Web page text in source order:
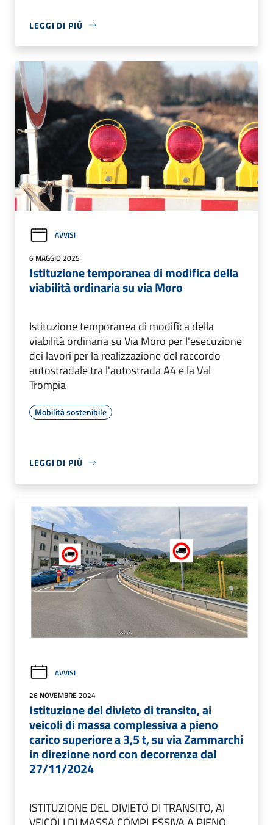
LEGGI DI PIÙ
AVVISI
6 MAGGIO 2025
Istituzione temporanea di modifica della
viabilità ordinaria su via Moro
Istituzione temporanea di modifica della
viabilità ordinaria su Via Moro per l'esecuzione
dei lavori per la realizzazione del raccordo
autostradale tra l'autostrada A4 e la Val
Trompia
Mobilità sostenibile
LEGGI DI PIÙ
AVVISI
26 NOVEMBRE 2024
Istituzione del divieto di transito, ai
veicoli di massa complessiva a pieno
carico superiore a 3,5 t, su via Zammarchi
in direzione nord con decorrenza dal
27/11/2024
ISTITUZIONE DEL DIVIETO DI TRANSITO, AI